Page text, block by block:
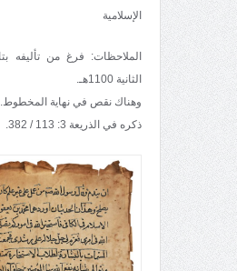
الإسلامية
الثانية 1100هـ.
وهناك نقص في نهاية المخطوط.
ذكره في الذريعة 3: 113 / 382.